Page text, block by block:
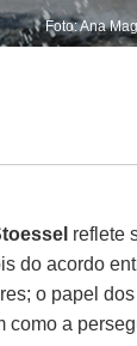
Foto: Ana
reflete
do acordo
o papel
como a